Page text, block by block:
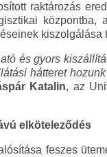
raktározás
központba,
kiszolgálása
és gyors
hátteret
Katalin, az
elköteleződés
feszes